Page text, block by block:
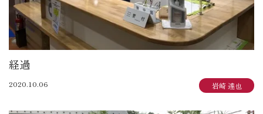
経過
2020.10.06 岩崎 達也